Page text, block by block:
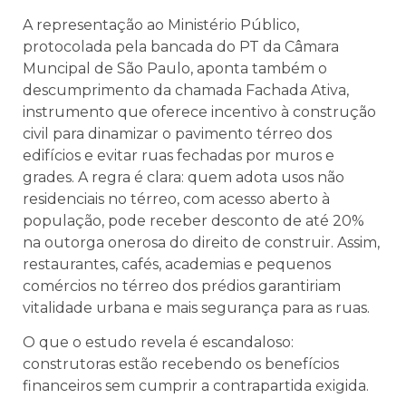
A representação ao Ministério Público,
protocolada pela bancada do PT da Câmara
Muncipal de São Paulo, aponta também o
descumprimento da chamada Fachada Ativa,
instrumento que oferece incentivo à construção
civil para dinamizar o pavimento térreo dos
edifícios e evitar ruas fechadas por muros e
grades. A regra é clara: quem adota usos não
residenciais no térreo, com acesso aberto à
população, pode receber desconto de até 20%
na outorga onerosa do direito de construir. Assim,
restaurantes, cafés, academias e pequenos
comércios no térreo dos prédios garantiriam
vitalidade urbana e mais segurança para as ruas.
O que o estudo revela é escandaloso:
construtoras estão recebendo os benefícios
financeiros sem cumprir a contrapartida exigida.